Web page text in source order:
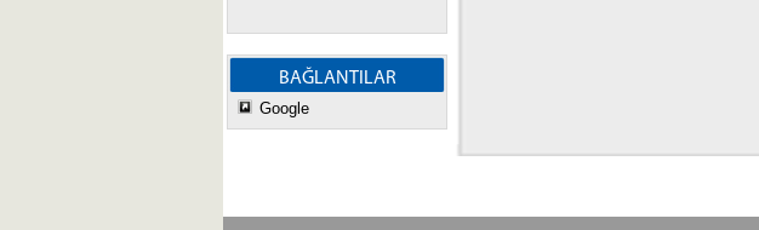
BAĞLANTILAR
Google